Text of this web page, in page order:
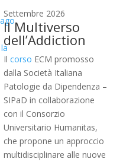
Settembre 2026
Il Multiverso
dell’Addiction
Il corso ECM promosso
dalla Società Italiana
Patologie da Dipendenza –
SIPaD in collaborazione
con il Consorzio
Universitario Humanitas,
che propone un approccio
multidisciplinare alle nuove